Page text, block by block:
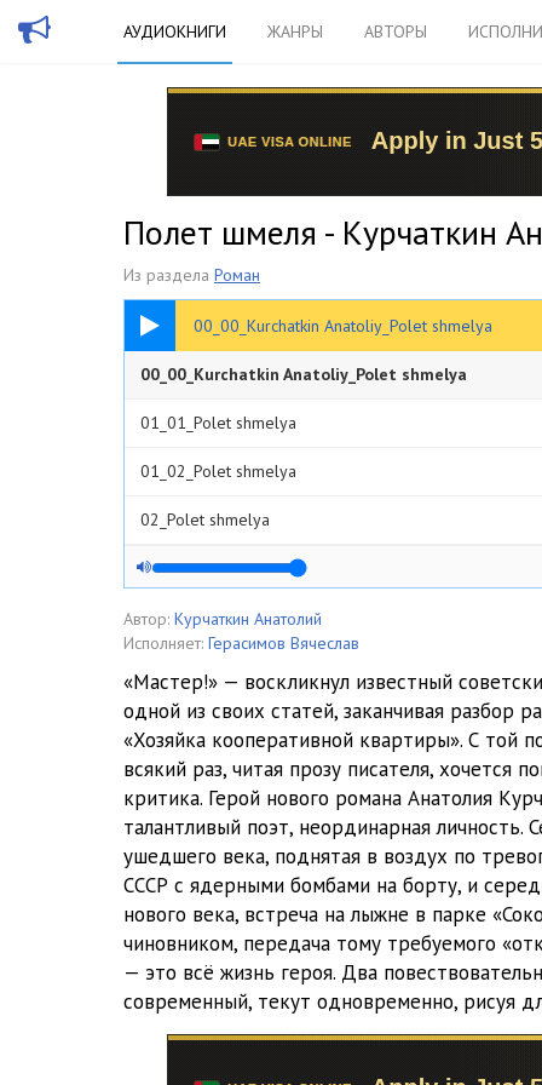
АУДИОКНИГИ ЖАНРЫ АВТОРЫ
Полет шмеля - Курчаткин
Из раздела Роман
00_00_Kurchatkin Anatoliy_Polet shmelya
00:30
00_00_Kurchatkin Anatoliy_Polet shmelya
01_01_Polet shmelya
01_02_Polet shmelya
02_Polet shmelya
03_01_Polet shmelya
03_02_Polet shmelya
04_02_Polet shmelya
04_03_Polet shmelya
05_01_Polet shmelya
05_02_Polet shmelya
06_01_Polet shmelya
06_02_Polet shmelya
07_01_Polet shmelya
Автор: Курчаткин Анатолий
Исполняет: Герасимов Вячеслав
«Мастер!» — воскликнул известный
одной из своих статей, заканчивая разбор
«Хозяйка кооперативной квартиры». С той
всякий раз, читая прозу писателя, хочется
критика. Герой нового романа Анатолия
талантливый поэт, неординарная личность.
ушедшего века, поднятая в воздух по
СССР с ядерными бомбами на борту, и
нового века, встреча на лыжне в парке
чиновником, передача тому требуемого
— это всё жизнь героя. Два
современный, текут одновременно, рисуя